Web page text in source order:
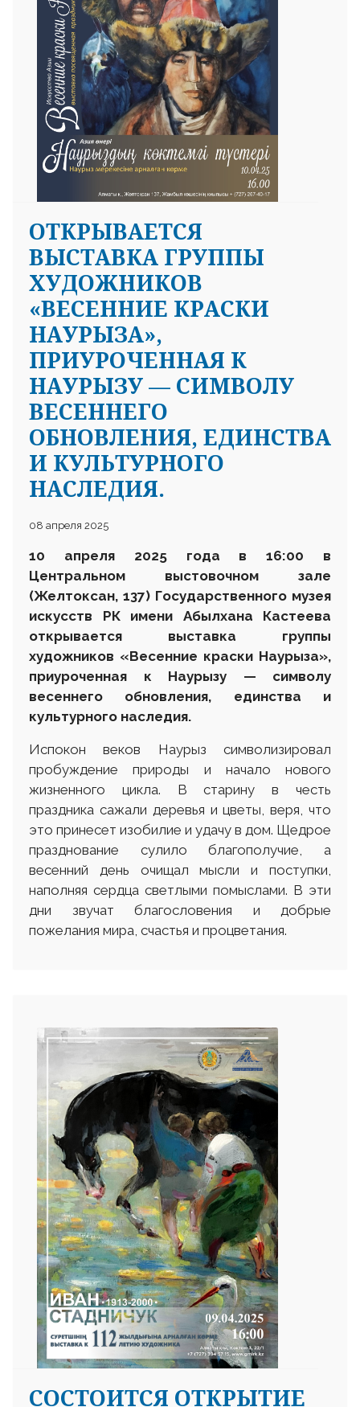
ОТКРЫВАЕТСЯ
ВЫСТАВКА ГРУППЫ
ХУДОЖНИКОВ
«ВЕСЕННИЕ КРАСКИ
НАУРЫЗА»,
ПРИУРОЧЕННАЯ К
НАУРЫЗУ — СИМВОЛУ
ВЕСЕННЕГО
ОБНОВЛЕНИЯ, ЕДИНСТВА
И КУЛЬТУРНОГО
НАСЛЕДИЯ.
08 апреля 2025
10 апреля 2025 года в 16:00 в
Центральном выстовочном зале
(Желтоксан, 137) Государственного музея
искусств РК имени Абылхана Кастеева
открывается выставка группы
художников «Весенние краски Наурыза»,
приуроченная к Наурызу — символу
весеннего обновления, единства и
культурного наследия.
Испокон веков Наурыз символизировал
пробуждение природы и начало нового
жизненного цикла. В старину в честь
праздника сажали деревья и цветы, веря, что
это принесет изобилие и удачу в дом. Щедрое
празднование сулило благополучие, а
весенний день очищал мысли и поступки,
наполняя сердца светлыми помыслами. В эти
дни звучат благословения и добрые
пожелания мира, счастья и процветания.
СОСТОИТСЯ ОТКРЫТИЕ